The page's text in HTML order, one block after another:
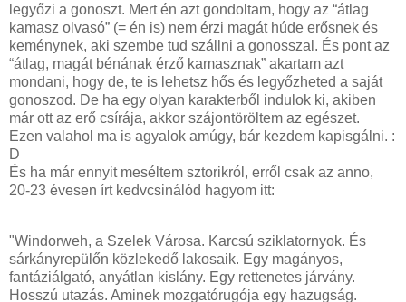
legyőzi a gonoszt. Mert én azt gondoltam, hogy az “átlag
kamasz olvasó” (= én is) nem érzi magát húde erősnek és
keménynek, aki szembe tud szállni a gonosszal. És pont az
“átlag, magát bénának érző kamasznak” akartam azt
mondani, hogy de, te is lehetsz hős és legyőzheted a saját
gonoszod. De ha egy olyan karakterből indulok ki, akiben
már ott az erő csírája, akkor szájontöröltem az egészet.
Ezen valahol ma is agyalok amúgy, bár kezdem kapisgálni. :
D
És ha már ennyit meséltem sztorikról, erről csak az anno,
20-23 évesen írt kedvcsinálód hagyom itt:
"Windorweh, a Szelek Városa. Karcsú sziklatornyok. És
sárkányrepülőn közlekedő lakosaik. Egy magányos,
fantáziálgató, anyátlan kislány. Egy rettenetes járvány.
Hosszú utazás. Aminek mozgatórugója egy hazugság.